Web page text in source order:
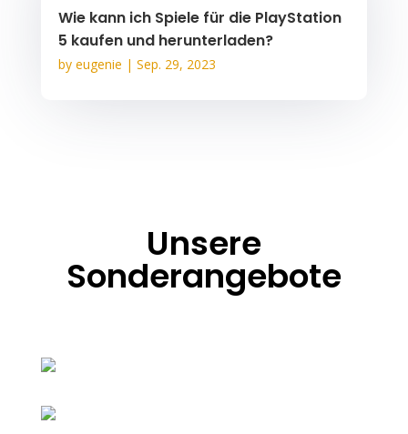
Wie kann ich Spiele für die PlayStation
5 kaufen und herunterladen?
by eugenie | Sep. 29, 2023
Unsere
Sonderangebote